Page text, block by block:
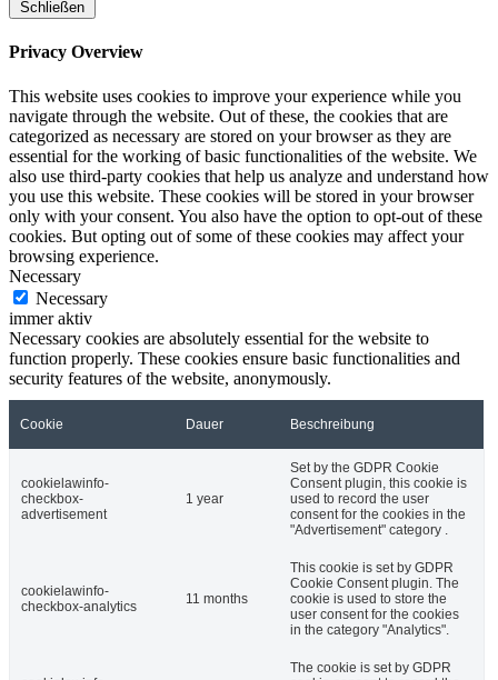
Schließen
Privacy Overview
This website uses cookies to improve your experience while you
navigate through the website. Out of these, the cookies that are
categorized as necessary are stored on your browser as they are
essential for the working of basic functionalities of the website. We
also use third-party cookies that help us analyze and understand how
you use this website. These cookies will be stored in your browser
only with your consent. You also have the option to opt-out of these
cookies. But opting out of some of these cookies may affect your
browsing experience.
Necessary
Necessary
immer aktiv
Necessary cookies are absolutely essential for the website to
function properly. These cookies ensure basic functionalities and
security features of the website, anonymously.
Cookie Dauer Beschreibung
cookielawinfo-
checkbox-
advertisement
1 year
Set by the GDPR Cookie
Consent plugin, this cookie is
used to record the user
consent for the cookies in the
"Advertisement" category .
cookielawinfo-
checkbox-analytics
11 months
This cookie is set by GDPR
Cookie Consent plugin. The
cookie is used to store the
user consent for the cookies
in the category "Analytics".
The cookie is set by GDPR